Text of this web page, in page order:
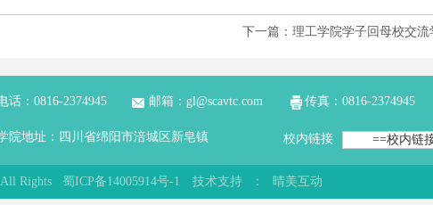
下一篇：理工学院学子回母校交流
话：0816-2374945 邮箱：gl@scavtc.com 传真：0816-2374945
院地址：四川省绵阳市涪城区新皂镇 校内链接 ==校内链
Rights 蜀ICP备14005914号-1 技术支持 ： 晴美互动